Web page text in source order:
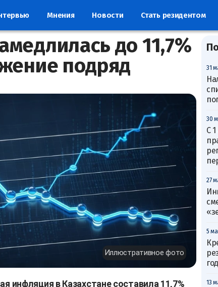
Мнения Новости Стать резидентом
до 11,7%
подряд
Иллюстративное фото
инфляция в Казахстане составила 11,7%
31
30
С
27
5
13